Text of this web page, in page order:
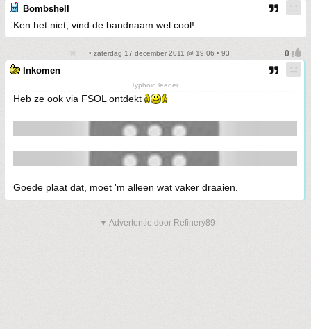
Bombshell
Ken het niet, vind de bandnaam wel cool!
• zaterdag 17 december 2011 @ 19:06 • 93
Inkomen
Typhoid leader.
Heb ze ook via FSOL ontdekt
Goede plaat dat, moet 'm alleen wat vaker draaien.
▼ Advertentie door Refinery89